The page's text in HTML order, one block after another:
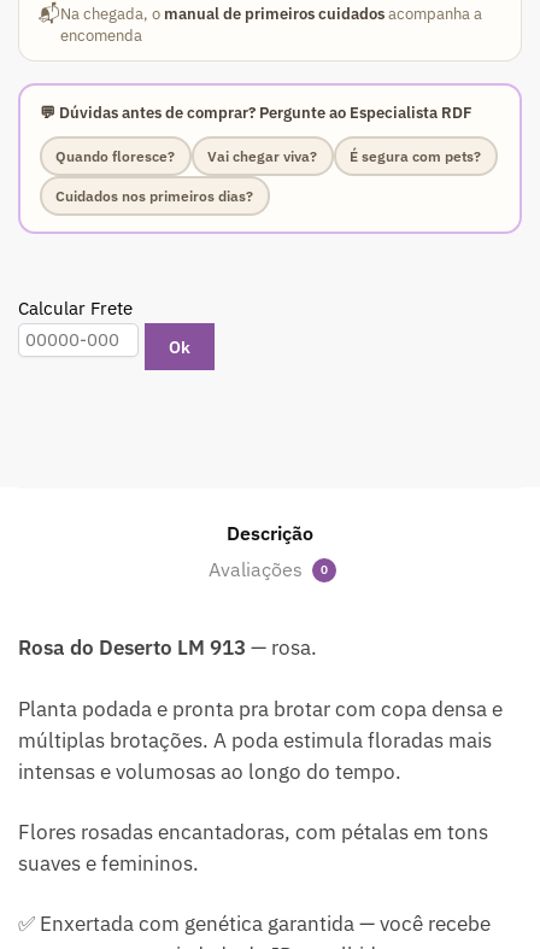
📬Na chegada, o manual de primeiros cuidadosacompanha a
encomenda
💬 Dúvidas antes de comprar? Pergunte ao Especialista RDF
Quando floresce? Vai chegar viva? É segura com pets?
Cuidados nos primeiros dias?
Calcular Frete
Ok
Descrição
Avaliações
0
Rosa do Deserto LM 913 — rosa.
Planta podada e pronta pra brotar com copa densa e
múltiplas brotações. A poda estimula floradas mais
intensas e volumosas ao longo do tempo.
Flores rosadas encantadoras, com pétalas em tons
suaves e femininos.
✅ Enxertada com genética garantida — você recebe